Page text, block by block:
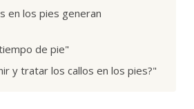
en los pies generan
de pie"
y tratar los callos en los pies?"